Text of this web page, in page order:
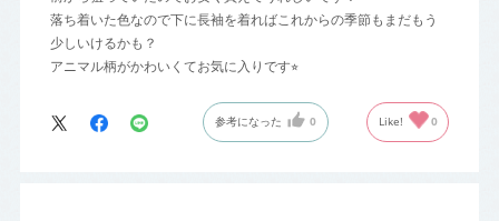
落ち着いた色なので下に長袖を着ればこれからの季節もまだもう
少しいけるかも？
アニマル柄がかわいくてお気に入りです⭐︎
参考になった 0 Like! 0